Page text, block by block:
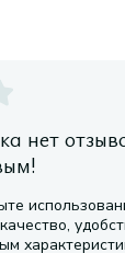
нет